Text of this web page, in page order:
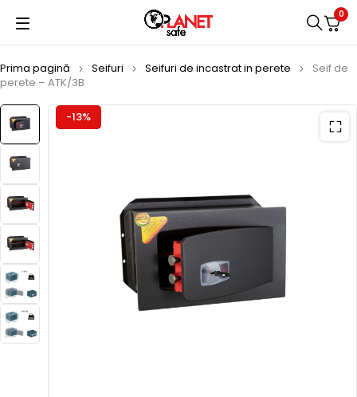
0
Prima pagină Seifuri Seifuri de incastrat in perete
Seif de
perete – ATK/3B
-13%